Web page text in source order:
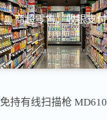
商超零售：收银支付
免持有线扫描枪